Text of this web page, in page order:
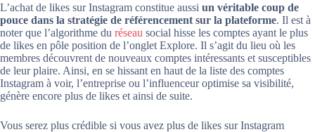
L’achat de likes sur Instagram constitue aussi un véritable coup de
pouce dans la stratégie de référencement sur la plateforme. Il est à
noter que l’algorithme du réseau social hisse les comptes ayant le plus
de likes en pôle position de l’onglet Explore. Il s’agit du lieu où les
membres découvrent de nouveaux comptes intéressants et susceptibles
de leur plaire. Ainsi, en se hissant en haut de la liste des comptes
Instagram à voir, l’entreprise ou l’influenceur optimise sa visibilité,
génère encore plus de likes et ainsi de suite.
Vous serez plus crédible si vous avez plus de likes sur Instagram